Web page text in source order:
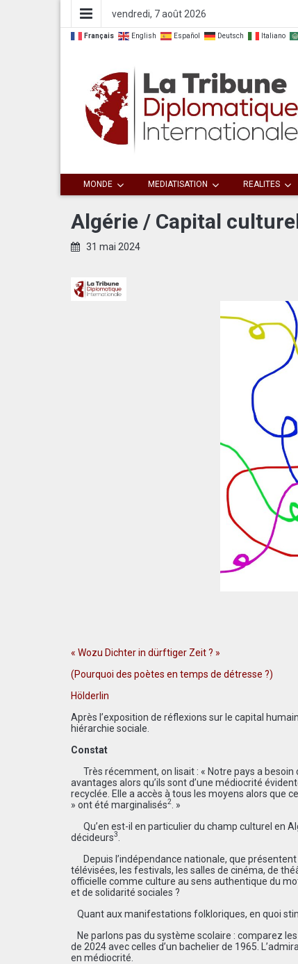
vendredi, 7 août 2026
Français English Español Deutsch Italiano
La Tribune
Diplomatique
Internationale
MONDE MEDIATISATION REALITES
Algérie / Capital
31 mai 2024
« Wozu Dichter in dürftiger Zeit ? »
(Pourquoi des poètes en temps de détresse ?)
Hölderlin
Après l’exposition de réflexions sur le capital humain
hiérarchie sociale.
Constat
Très récemment, on lisait : « Notre pays a
avantages alors qu’ils sont d’une médiocrité
recyclée. Elle a accès à tous les moyens alors que
» ont été marginalisés2 . »
Qu’en est-il en particulier du champ culturel en
décideurs3
Depuis l’indépendance nationale, que
télévisées, les festivals, les salles de cinéma, de
officielle comme culture au sens authentique du
et de solidarité sociales ?
Quant aux manifestations folkloriques, en quoi
Ne parlons pas du système scolaire : comparez
de 2024 avec celles d’un bachelier de 1965.
en médiocrité.